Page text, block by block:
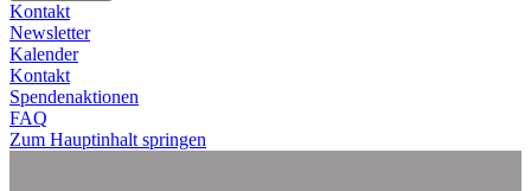
Kontakt
Newsletter
Kalender
Kontakt
Spendenaktionen
FAQ
Zum Hauptinhalt springen